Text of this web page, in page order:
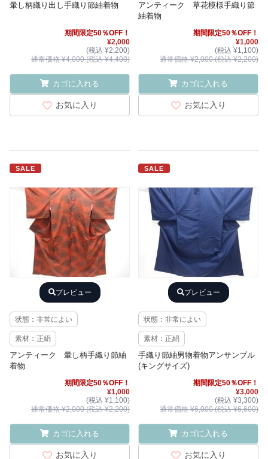
暈し柄織り出し手織り節紬着物
期間限定50％OFF！
¥2,000
(税込 ¥2,200)
通常価格 ¥4,000 (税込 ¥4,400)
カゴに入れる
お気に入り
アンティーク 草花模様手織り節
紬着物
期間限定50％OFF！
¥1,000
(税込 ¥1,100)
通常価格 ¥2,000 (税込 ¥2,200)
カゴに入れる
お気に入り
SALE
プレビュー
状態：非常によい
素材：正絹
アンティーク 暈し柄手織り節紬
着物
期間限定50％OFF！
¥1,000
(税込 ¥1,100)
通常価格 ¥2,000 (税込 ¥2,200)
カゴに入れる
お気に入り
SALE
プレビュー
状態：非常によい
素材：正絹
手織り節紬男物着物アンサンブル
(キングサイズ)
期間限定50％OFF！
¥3,000
(税込 ¥3,300)
通常価格 ¥6,000 (税込 ¥6,600)
カゴに入れる
お気に入り